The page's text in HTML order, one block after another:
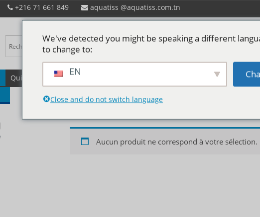
+216 71 661 849 aquatiss aquatiss.com.tn
Qui Sommes-Nous ? Services
Restauration
Aucun produit ne correspond à votre sélection.
We've detected you might be speaking a different
to change to:
EN
Close and do not switch language